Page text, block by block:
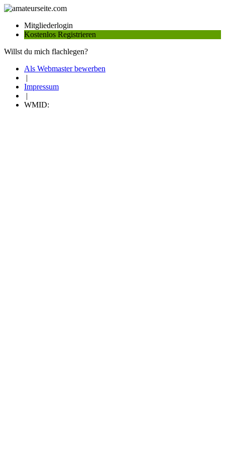
Mitgliederlogin
Kostenlos Registrieren
Willst du mich flachlegen?
Als Webmaster bewerben
|
Impressum
|
WMID: